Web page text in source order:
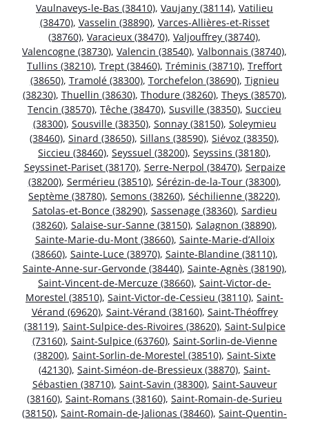
Vaulnaveys-le-Bas (38410), Vaujany (38114), Vatilieu
(38470), Vasselin (38890), Varces-Allières-et-Risset
(38760), Varacieux (38470), Valjouffrey (38740),
Valencogne (38730), Valencin (38540), Valbonnais (38740),
Tullins (38210), Trept (38460), Tréminis (38710), Treffort
(38650), Tramolé (38300), Torchefelon (38690), Tignieu
(38230), Thuellin (38630), Thodure (38260), Theys (38570),
Tencin (38570), Têche (38470), Susville (38350), Succieu
(38300), Sousville (38350), Sonnay (38150), Soleymieu
(38460), Sinard (38650), Sillans (38590), Siévoz (38350),
Siccieu (38460), Seyssuel (38200), Seyssins (38180),
Seyssinet-Pariset (38170), Serre-Nerpol (38470), Serpaize
(38200), Sermérieu (38510), Sérézin-de-la-Tour (38300),
Septème (38780), Semons (38260), Séchilienne (38220),
Satolas-et-Bonce (38290), Sassenage (38360), Sardieu
(38260), Salaise-sur-Sanne (38150), Salagnon (38890),
Sainte-Marie-du-Mont (38660), Sainte-Marie-d’Alloix
(38660), Sainte-Luce (38970), Sainte-Blandine (38110),
Sainte-Anne-sur-Gervonde (38440), Sainte-Agnès (38190),
Saint-Vincent-de-Mercuze (38660), Saint-Victor-de-
Morestel (38510), Saint-Victor-de-Cessieu (38110), Saint-
Vérand (69620), Saint-Vérand (38160), Saint-Théoffrey
(38119), Saint-Sulpice-des-Rivoires (38620), Saint-Sulpice
(73160), Saint-Sulpice (63760), Saint-Sorlin-de-Vienne
(38200), Saint-Sorlin-de-Morestel (38510), Saint-Sixte
(42130), Saint-Siméon-de-Bressieux (38870), Saint-
Sébastien (38710), Saint-Savin (38300), Saint-Sauveur
(38160), Saint-Romans (38160), Saint-Romain-de-Surieu
(38150), Saint-Romain-de-Jalionas (38460), Saint-Quentin-